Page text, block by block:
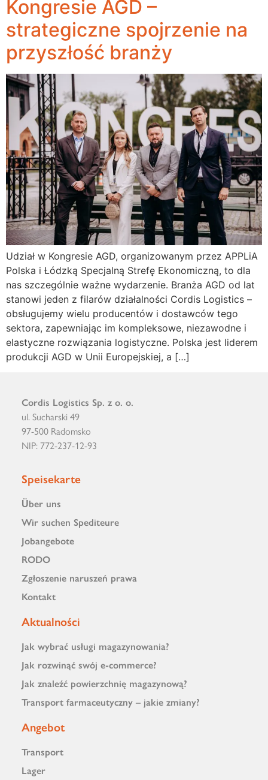
Kongresie AGD –
strategiczne spojrzenie na
przyszłość branży
Udział w Kongresie AGD, organizowanym przez APPLiA
Polska i Łódzką Specjalną Strefę Ekonomiczną, to dla
nas szczególnie ważne wydarzenie. Branża AGD od lat
stanowi jeden z filarów działalności Cordis Logistics –
obsługujemy wielu producentów i dostawców tego
sektora, zapewniając im kompleksowe, niezawodne i
elastyczne rozwiązania logistyczne. Polska jest liderem
produkcji AGD w Unii Europejskiej, a […]
Cordis Logistics Sp. z o. o.
ul. Sucharski 49
97-500 Radomsko
NIP: 772-237-12-93
Speisekarte
Über uns
Wir suchen Spediteure
Jobangebote
RODO
Zgłoszenie naruszeń prawa
Kontakt
Aktualności
Jak wybrać usługi magazynowania?
Jak rozwinąć swój e-commerce?
Jak znaleźć powierzchnię magazynową?
Transport farmaceutyczny – jakie zmiany?
Angebot
Transport
Lager